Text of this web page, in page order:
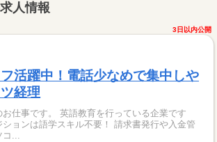
人情報
3日以内公開
活躍中！電話少なめで集中しや
経理
仕事です。 英語教育を行っている企業です
ョンは語学スキル不要！ 請求書発行や入金管
コ...